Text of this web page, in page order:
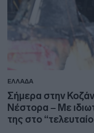
ΕΛΛΑΔΑ
Σήμερα στην
Νέστορα – Με
της στο “τελευταίο